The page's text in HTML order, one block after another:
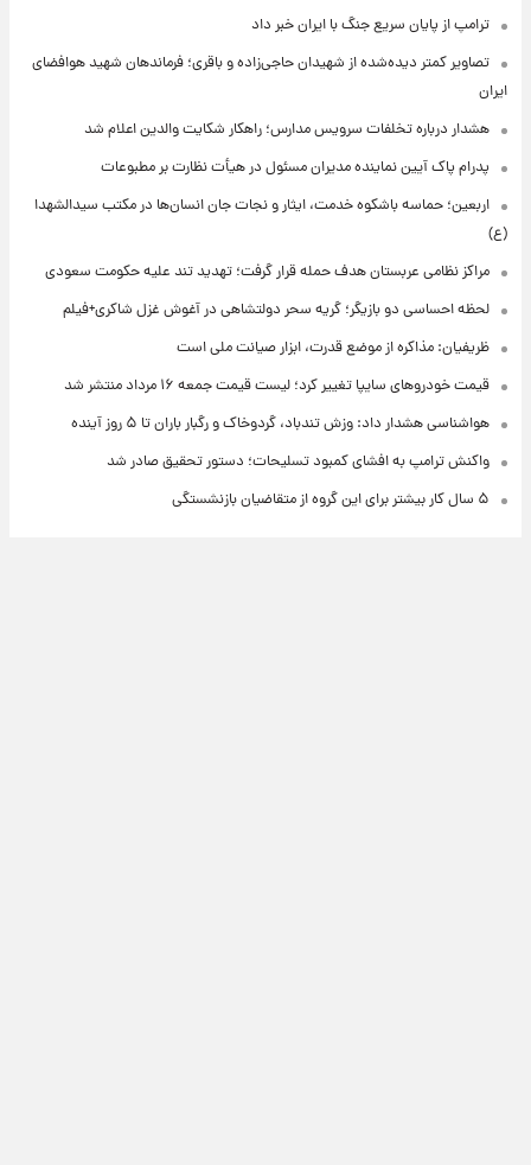
ترامپ از پایان سریع جنگ با ایران خبر داد
تصاویر کمتر دیده‌شده از شهیدان حاجی‌زاده و باقری؛ فرماندهان شهید هوافضای
ایران
هشدار درباره تخلفات سرویس مدارس؛ راهکار شکایت والدین اعلام شد
پدرام پاک آیین نماینده مدیران مسئول در هیأت نظارت بر مطبوعات
اربعین؛ حماسه باشکوه خدمت، ایثار و نجات جان انسان‌ها در مکتب سیدالشهدا
(ع)
مراکز نظامی عربستان هدف حمله قرار گرفت؛ تهدید تند علیه حکومت سعودی
لحظه احساسی دو بازیگر؛ گریه سحر دولتشاهی در آغوش غزل شاکری+فیلم
ظریفیان: مذاکره از موضع قدرت، ابزار صیانت ملی است
قیمت خودروهای سایپا تغییر کرد؛ لیست قیمت جمعه ۱۶ مرداد منتشر شد
هواشناسی هشدار داد: وزش تندباد، گردوخاک و رگبار باران تا ۵ روز آینده
واکنش ترامپ به افشای کمبود تسلیحات؛ دستور تحقیق صادر شد
۵ سال کار بیشتر برای این گروه از متقاضیان بازنشستگی